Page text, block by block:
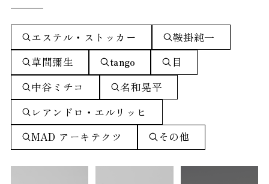
エステル・ストッカー
鞍掛純一
草間彌生
tango
目
中谷ミチコ
名和晃平
レアンドロ・エルリッヒ
MAD アーキテクツ
その他